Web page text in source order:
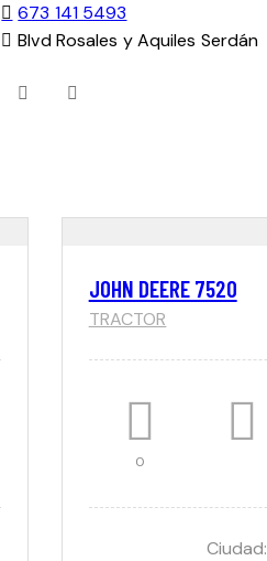
673 141 5493
Blvd Rosales y Aquiles Serdán
JOHN DEERE 7520
TRACTOR
0
Ciudad: